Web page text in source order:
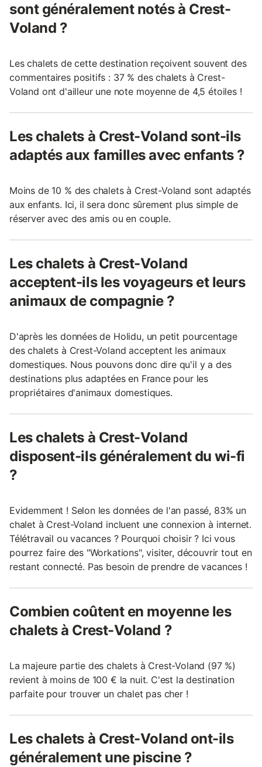
sont généralement notés à Crest-
Voland ?
Les chalets de cette destination reçoivent souvent des
commentaires positifs : 37 % des chalets à Crest-
Voland ont d'ailleur une note moyenne de 4,5 étoiles !
Les chalets à Crest-Voland sont-ils
adaptés aux familles avec enfants ?
Moins de 10 % des chalets à Crest-Voland sont adaptés
aux enfants. Ici, il sera donc sûrement plus simple de
réserver avec des amis ou en couple.
Les chalets à Crest-Voland
acceptent-ils les voyageurs et leurs
animaux de compagnie ?
D'après les données de Holidu, un petit pourcentage
des chalets à Crest-Voland acceptent les animaux
domestiques. Nous pouvons donc dire qu'il y a des
destinations plus adaptées en France pour les
propriétaires d'animaux domestiques.
Les chalets à Crest-Voland
disposent-ils généralement du wi-fi
?
Evidemment ! Selon les données de l'an passé, 83% un
chalet à Crest-Voland incluent une connexion à internet.
Télétravail ou vacances ? Pourquoi choisir ? Ici vous
pourrez faire des "Workations", visiter, découvrir tout en
restant connecté. Pas besoin de prendre de vacances !
Combien coûtent en moyenne les
chalets à Crest-Voland ?
La majeure partie des chalets à Crest-Voland (97 %)
revient à moins de 100 € la nuit. C'est la destination
parfaite pour trouver un chalet pas cher !
Les chalets à Crest-Voland ont-ils
généralement une piscine ?